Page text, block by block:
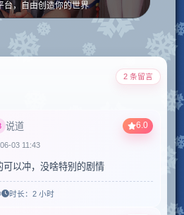
台，自由创造你的世界
2 条留言
6.0
说道
03 11:43
可以冲，没啥特别的剧情
时长： 2 小时